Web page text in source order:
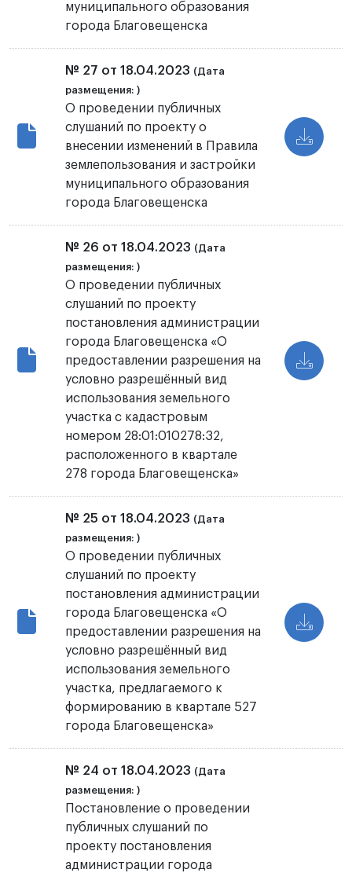
муниципального образования
города Благовещенска
№ 27 от 18.04.2023 (Дата
размещения: )
О проведении публичных
слушаний по проекту о
внесении изменений в Правила
землепользования и застройки
муниципального образования
города Благовещенска
№ 26 от 18.04.2023 (Дата
размещения: )
О проведении публичных
слушаний по проекту
постановления администрации
города Благовещенска «О
предоставлении разрешения на
условно разрешённый вид
использования земельного
участка с кадастровым
номером 28:01:010278:32,
расположенного в квартале
278 города Благовещенска»
№ 25 от 18.04.2023 (Дата
размещения: )
О проведении публичных
слушаний по проекту
постановления администрации
города Благовещенска «О
предоставлении разрешения на
условно разрешённый вид
использования земельного
участка, предлагаемого к
формированию в квартале 527
города Благовещенска»
№ 24 от 18.04.2023 (Дата
размещения: )
Постановление о проведении
публичных слушаний по
проекту постановления
администрации города